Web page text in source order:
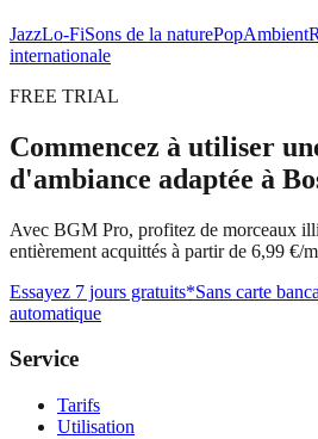
JazzLo-FiSons de la naturePopAmbient
internationale
FREE TRIAL
Commencez à utiliser
d'ambiance adaptée à
Avec BGM Pro, profitez de morceaux
entièrement acquittés à partir de 6,99 €/
Essayez 7 jours gratuits*Sans carte
automatique
Service
Tarifs
Utilisation